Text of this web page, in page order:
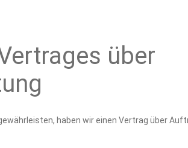
über
haben wir einen Vertrag über